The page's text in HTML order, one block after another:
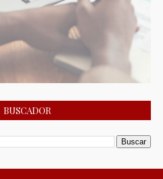
BUSCADOR